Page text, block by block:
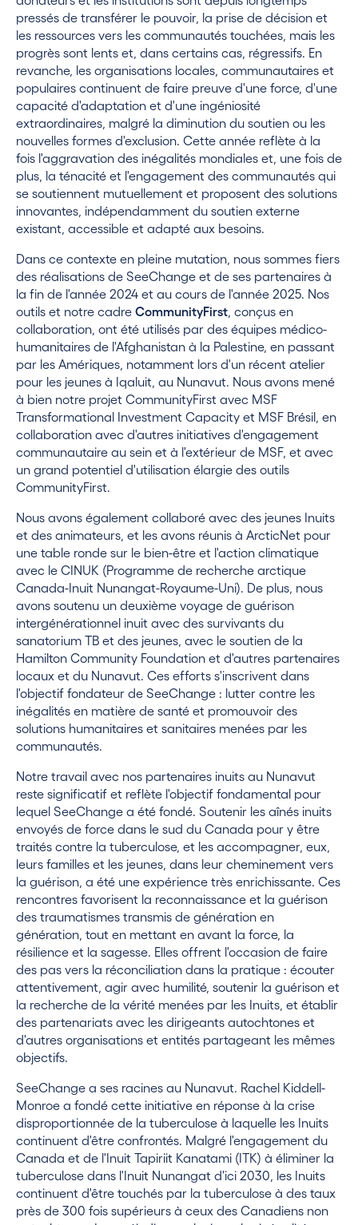
pressés de transférer le pouvoir, la prise de décision et
les ressources vers les communautés touchées, mais les
progrès sont lents et, dans certains cas, régressifs. En
revanche, les organisations locales, communautaires et
populaires continuent de faire preuve d'une force, d'une
capacité d'adaptation et d'une ingéniosité
extraordinaires, malgré la diminution du soutien ou les
nouvelles formes d'exclusion. Cette année reflète à la
fois l'aggravation des inégalités mondiales et, une fois de
plus, la ténacité et l'engagement des communautés qui
se soutiennent mutuellement et proposent des solutions
innovantes, indépendamment du soutien externe
existant, accessible et adapté aux besoins.
Dans ce contexte en pleine mutation, nous sommes fiers
des réalisations de SeeChange et de ses partenaires à
la fin de l'année 2024 et au cours de l'année 2025. Nos
outils et notre cadre CommunityFirst , conçus en
collaboration, ont été utilisés par des équipes médico-
humanitaires de l'Afghanistan à la Palestine, en passant
par les Amériques, notamment lors d'un récent atelier
pour les jeunes à Iqaluit, au Nunavut. Nous avons mené
à bien notre projet CommunityFirst avec MSF
Transformational Investment Capacity et MSF Brésil, en
collaboration avec d'autres initiatives d'engagement
communautaire au sein et à l'extérieur de MSF, et avec
un grand potentiel d'utilisation élargie des outils
CommunityFirst.
Nous avons également collaboré avec des jeunes Inuits
et des animateurs, et les avons réunis à ArcticNet pour
une table ronde sur le bien-être et l'action climatique
avec le CINUK (Programme de recherche arctique
Canada-Inuit Nunangat-Royaume-Uni). De plus, nous
avons soutenu un deuxième voyage de guérison
intergénérationnel inuit avec des survivants du
sanatorium TB et des jeunes, avec le soutien de la
Hamilton Community Foundation et d'autres partenaires
locaux et du Nunavut. Ces efforts s'inscrivent dans
l'objectif fondateur de SeeChange : lutter contre les
inégalités en matière de santé et promouvoir des
solutions humanitaires et sanitaires menées par les
communautés.
Notre travail avec nos partenaires inuits au Nunavut
reste significatif et reflète l'objectif fondamental pour
lequel SeeChange a été fondé. Soutenir les aînés inuits
envoyés de force dans le sud du Canada pour y être
traités contre la tuberculose, et les accompagner, eux,
leurs familles et les jeunes, dans leur cheminement vers
la guérison, a été une expérience très enrichissante. Ces
rencontres favorisent la reconnaissance et la guérison
des traumatismes transmis de génération en
génération, tout en mettant en avant la force, la
résilience et la sagesse. Elles offrent l'occasion de faire
des pas vers la réconciliation dans la pratique : écouter
attentivement, agir avec humilité, soutenir la guérison et
la recherche de la vérité menées par les Inuits, et établir
des partenariats avec les dirigeants autochtones et
d'autres organisations et entités partageant les mêmes
objectifs.
SeeChange a ses racines au Nunavut. Rachel Kiddell-
Monroe a fondé cette initiative en réponse à la crise
disproportionnée de la tuberculose à laquelle les Inuits
continuent d'être confrontés. Malgré l'engagement du
Canada et de l'Inuit Tapiriit Kanatami (ITK) à éliminer la
tuberculose dans l'Inuit Nunangat d'ici 2030, les Inuits
continuent d'être touchés par la tuberculose à des taux
près de 300 fois supérieurs à ceux des Canadiens non